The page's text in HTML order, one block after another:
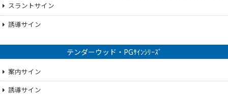
スラントサイン
誘導サイン
テンダーウッド・PGｻｲﾝｼﾘｰｽﾞ
案内サイン
誘導サイン